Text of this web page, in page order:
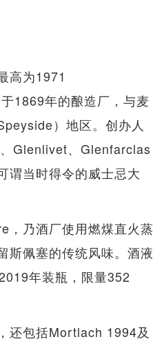
高为1971
1869年的酿造厂，与麦
）地区。创办人
Glenlivet、Glenfarclas
谓当时得令的威士忌大
，乃酒厂使用燃煤直火蒸
斯佩塞的传统风味。酒液
年装瓶，限量352
还包括Mortlach 1994及